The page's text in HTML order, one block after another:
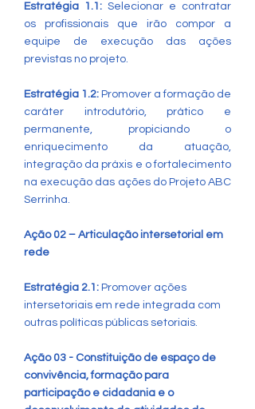
Estratégia 1.1: Selecionar e contratar
os profissionais que irão compor a
equipe de execução das ações
previstas no projeto.
Estratégia 1.2: Promover a formação de
caráter introdutório, prático e
permanente, propiciando o
enriquecimento da atuação,
integração da práxis e o fortalecimento
na execução das ações do Projeto ABC
Serrinha.
Ação 02 – Articulação intersetorial em
rede
Estratégia 2.1: Promover ações
intersetoriais em rede integrada com
outras políticas públicas setoriais.
Ação 03 - Constituição de espaço de
convivência, formação para
participação e cidadania e o